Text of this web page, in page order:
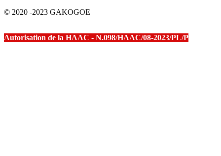
© 2020 -2023 GAKOGOE
Autorisation de la HAAC - N.098/HAAC/08-2023/PL/P